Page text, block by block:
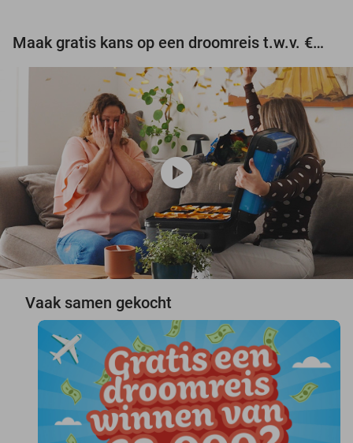
Maak gratis kans op een droomreis t.w.v. €3.000!
play_circle
Vaak samen gekocht